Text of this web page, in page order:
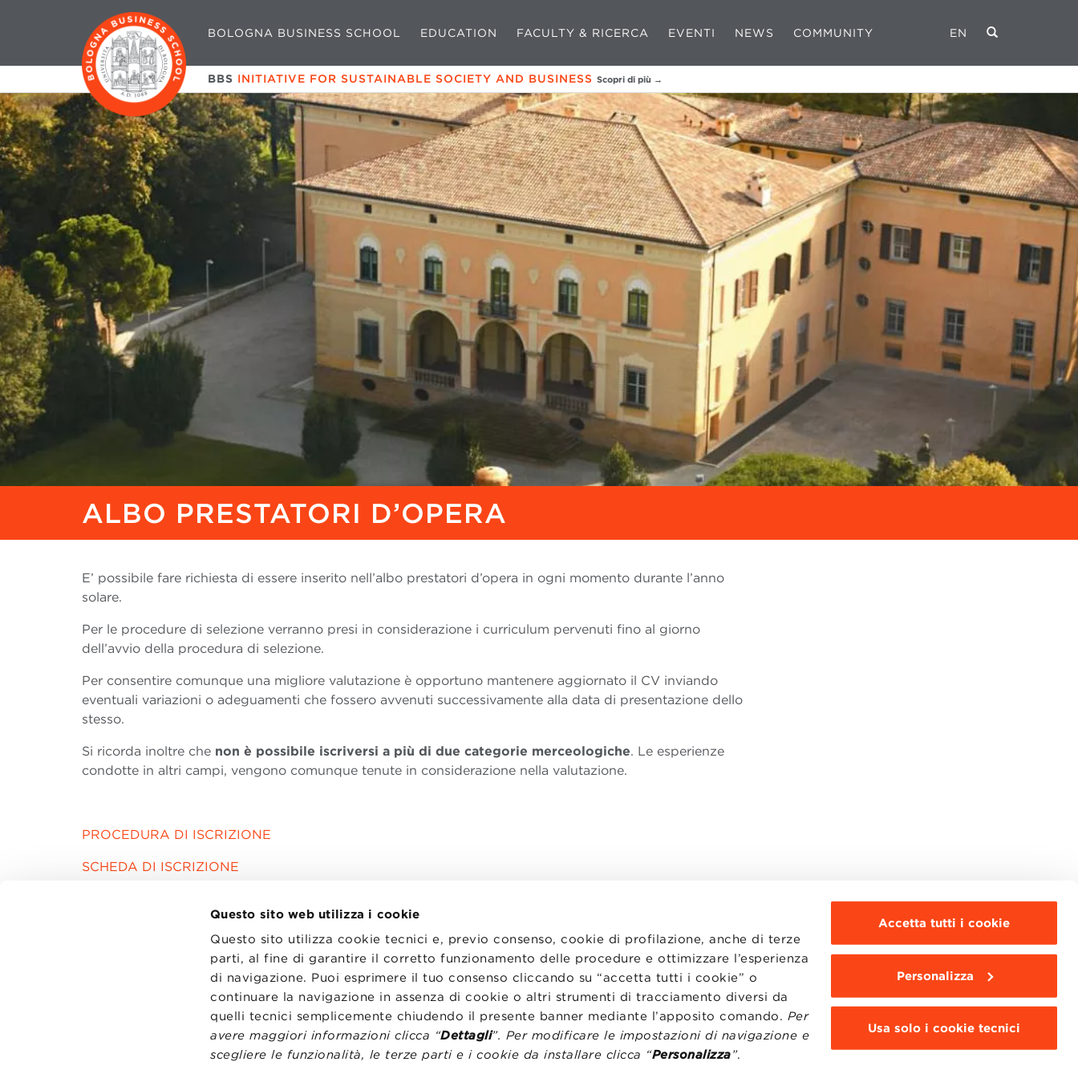
Questo sito web utilizza i cookie
Questo sito utilizza cookie tecnici e, previo consenso, cookie di profilazione, anche di terze
parti, al fine di garantire il corretto funzionamento delle procedure e ottimizzare l’esperienza
di navigazione. Puoi esprimere il tuo consenso cliccando su “accetta tutti i cookie” o
continuare la navigazione in assenza di cookie o altri strumenti di tracciamento diversi da
quelli tecnici semplicemente chiudendo il presente banner mediante l’apposito comando. Per
avere maggiori informazioni clicca “Dettagli”. Per modificare le impostazioni di navigazione e
scegliere le funzionalità, le terze parti e i cookie da installare clicca “Personalizza”.
Accetta tutti i cookie
Personalizza
Usa solo i cookie tecnici
BOLOGNA BUSINESS SCHOOL EDUCATION FACULTY & RICERCA EVENTI NEWS COMMUNITY EN
BBS INITIATIVE FOR SUSTAINABLE SOCIETY AND BUSINESS Scopri di più →
ALBO PRESTATORI D’OPERA
E’ possibile fare richiesta di essere inserito nell’albo prestatori d’opera in ogni momento durante l’anno
solare.
Per le procedure di selezione verranno presi in considerazione i curriculum pervenuti fino al giorno
dell’avvio della procedura di selezione.
Per consentire comunque una migliore valutazione è opportuno mantenere aggiornato il CV inviando
eventuali variazioni o adeguamenti che fossero avvenuti successivamente alla data di presentazione dello
stesso.
Si ricorda inoltre che non è possibile iscriversi a più di due categorie merceologiche. Le esperienze
condotte in altri campi, vengono comunque tenute in considerazione nella valutazione.
PROCEDURA DI ISCRIZIONE
SCHEDA DI ISCRIZIONE
CONTATTI
TRASPARENZA
PRIVACY
PREFERENZE COOKIE
LAVORA CON NOI
STATUTO
WHISTLEBLOWING
WEBMAIL
BBS COMMUNITY PORTAL
PRESS